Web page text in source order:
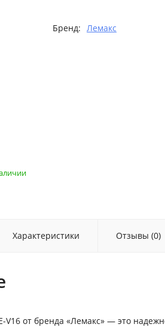
Бренд: Лемакс
Характеристики Отзывы (0)
V16 от бренда «Лемакс» — это